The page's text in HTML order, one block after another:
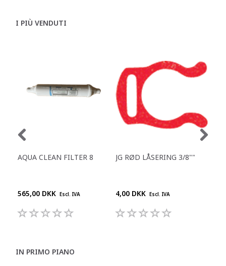
I PIÙ VENDUTI
AQUA CLEAN FILTER 8
565,00 DKK Escl. IVA
JG RØD LÅSERING 3/8""
4,00 DKK Escl. IVA
IN PRIMO PIANO